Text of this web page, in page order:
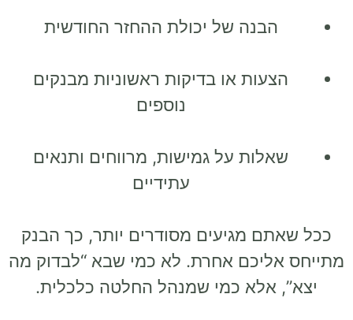
הבנה של יכולת ההחזר החודשית
הצעות או בדיקות ראשוניות מבנקים
נוספים
שאלות על גמישות, מרווחים ותנאים
עתידיים
ככל שאתם מגיעים מסודרים יותר, כך הבנק
מתייחס אליכם אחרת. לא כמי שבא “לבדוק מה
יצא”, אלא כמי שמנהל החלטה כלכלית.